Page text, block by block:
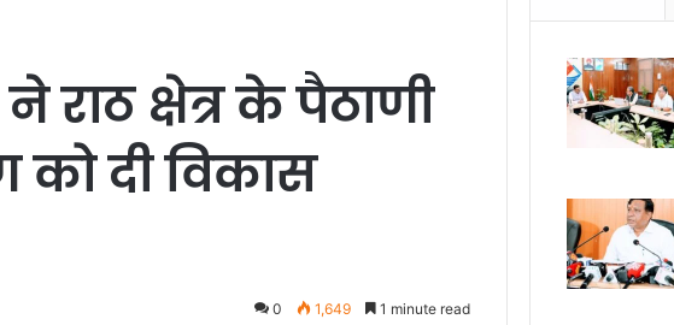
राठ क्षेत्र के पैठाणी
दी विकास
0 1,649 1 minute read